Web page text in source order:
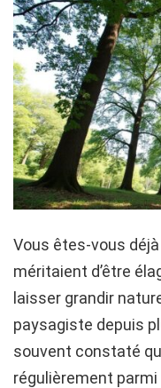
Vous êtes-vous
méritaient d’être
laisser grandir
paysagiste depuis
souvent constaté
régulièrement